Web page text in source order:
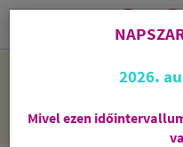
NAPSZARVAS SZÜNET:
i
2026.
Mivel ezen